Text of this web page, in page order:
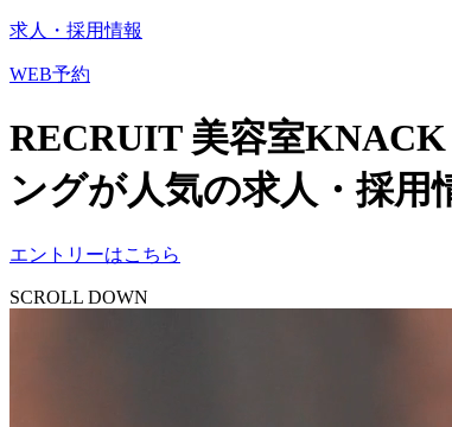
求人・採用情報
WEB予約
RECRUIT 美容室
ングが人気の求人・採用
エントリーはこちら
SCROLL DOWN